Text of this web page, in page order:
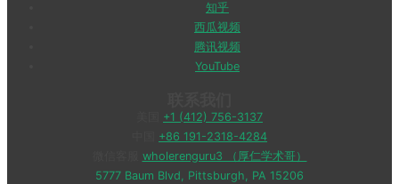
知乎
西瓜视频
腾讯视频
YouTube
+1 (412) 756-3137
+86 191-2318-4284
wholerenguru3 （厚仁学术哥）
5777 Baum Blvd, Pittsburgh, PA 15206